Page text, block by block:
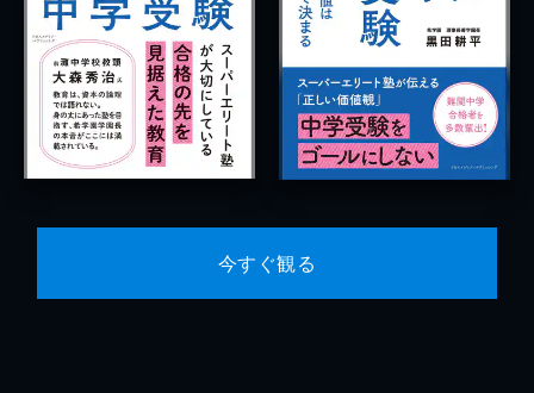
今すぐ観る